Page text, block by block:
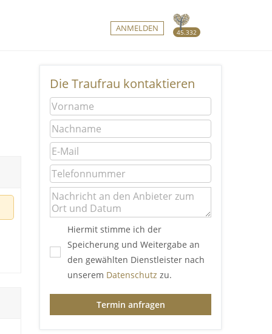
45.332
ANMELDEN
Die Traufrau kontaktieren
Hiermit stimme ich der
Speicherung und Weitergabe an
den gewählten Dienstleister nach
unserem Datenschutz zu.
Termin anfragen